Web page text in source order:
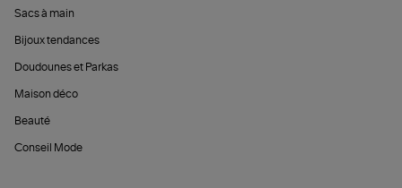
Sacs à main
Bijoux tendances
Doudounes et Parkas
Maison déco
Beauté
Conseil Mode